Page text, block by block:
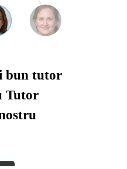
bun tutor
Tutor